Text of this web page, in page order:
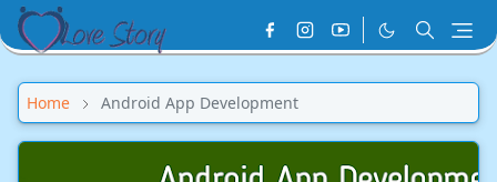
Home Android App Development